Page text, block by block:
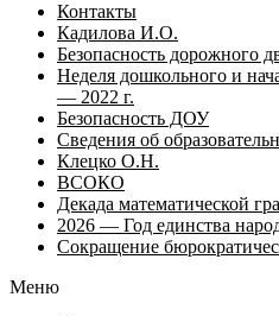
Контакты
Кадилова И.О.
Безопасность дорожного
Неделя дошкольного и
— 2022 г.
Безопасность ДОУ
Сведения об
Клецко О.Н.
ВСОКО
Декада математической
2026 — Год единства
Сокращение
Меню